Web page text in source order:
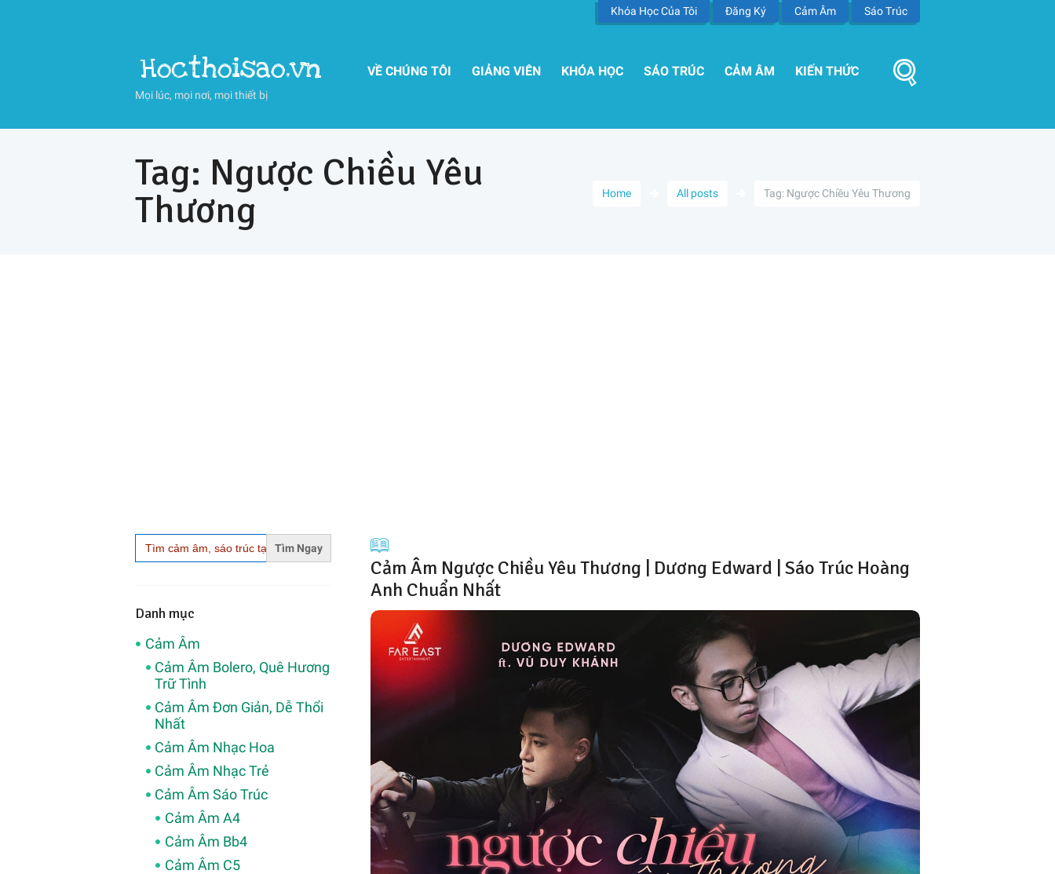
Khóa Học Của Tôi Đăng Ký Cảm Âm Sáo Trúc
Hocthoisao.vn
Mọi lúc, mọi nơi, mọi thiết bị
VỀ CHÚNG TÔI GIẢNG VIÊN KHÓA HỌC SÁO TRÚC CẢM ÂM KIẾN THỨC
Home All posts Tag: Ngược Chiều Yêu Thương
Tag: Ngược Chiều Yêu
Thương
Cảm Âm Ngược Chiều Yêu Thương | Dương Edward | Sáo Trúc Hoàng
Anh Chuẩn Nhất
Search
for:
Danh mục
Cảm Âm
Cảm Âm Bolero, Quê Hương
Trữ Tình
Cảm Âm Đơn Giản, Dễ Thổi
Nhất
Cảm Âm Nhạc Hoa
Cảm Âm Nhạc Trẻ
Cảm Âm Sáo Trúc
Cảm Âm A4
Cảm Âm Bb4
Cảm Âm C5